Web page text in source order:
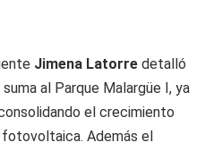
Jimena Latorre detalló
al Parque Malargüe I, ya
el crecimiento
fotovoltaica. Además el